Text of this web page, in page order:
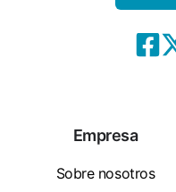
Empresa
Sobre nosotros